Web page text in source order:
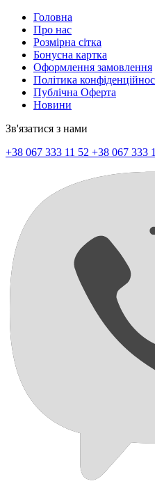
Головна
Про нас
Розмірна сітка
Бонусна картка
Оформлення замовлення
Політика
Публічна Оферта
Новини
Зв'язатися з нами
+38 067 333 11 52 +38 067 333